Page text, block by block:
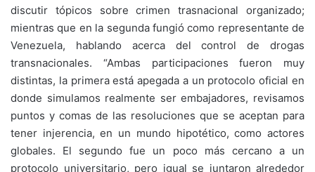
discutir tópicos sobre crimen trasnacional organizado;
mientras que en la segunda fungió como representante de
Venezuela, hablando acerca del control de drogas
transnacionales. “Ambas participaciones fueron muy
distintas, la primera está apegada a un protocolo oficial en
donde simulamos realmente ser embajadores, revisamos
puntos y comas de las resoluciones que se aceptan para
tener injerencia, en un mundo hipotético, como actores
globales. El segundo fue un poco más cercano a un
protocolo universitario, pero igual se juntaron alrededor